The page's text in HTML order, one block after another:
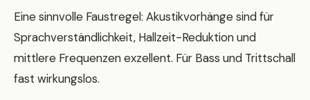
Eine sinnvolle Faustregel: Akustikvorhänge sind für
Sprachverständlichkeit, Hallzeit-Reduktion und
mittlere Frequenzen exzellent. Für Bass und Trittschall
fast wirkungslos.